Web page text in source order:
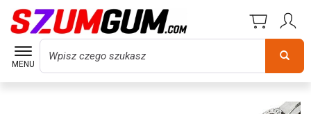
MENU
Wyszukaj